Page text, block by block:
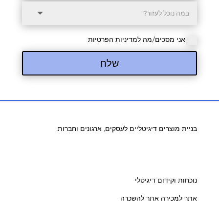
אני מסכים/מה למדיניות הפרטיות
שלח
בניית מוצרים דיגיטליים לעסקים, ארגונים וחברות.
נוכחות וקידום דיגיטלי
אתר למכירה אתר להשכרה